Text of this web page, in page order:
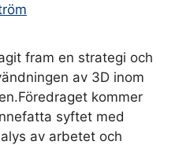
fram en strategi och
av 3D inom
kommer
syftet med
av arbetet och